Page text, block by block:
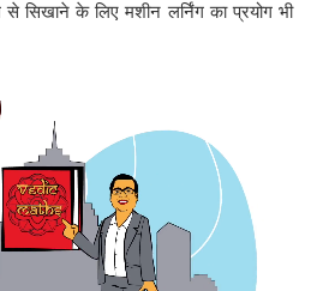
सिखाने के लिए मशीन लर्निंग का प्रयोग भी